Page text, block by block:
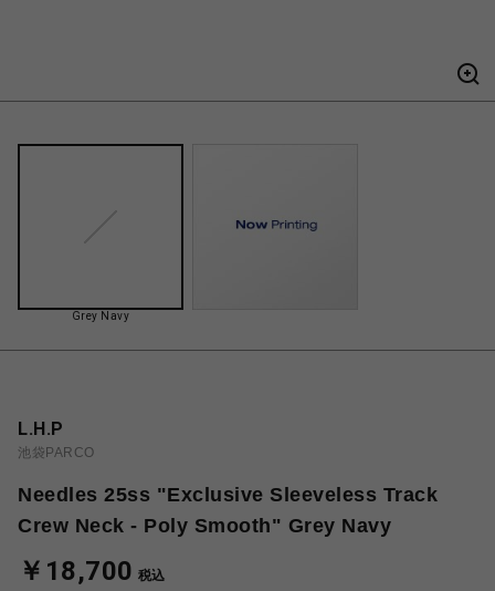
Grey Navy
L.H.P
池袋PARCO
Needles 25ss "Exclusive Sleeveless Track
Crew Neck - Poly Smooth" Grey Navy
￥18,700 税込